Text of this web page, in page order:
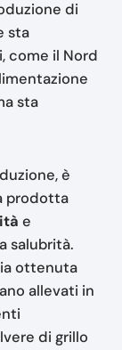
di
sta
come il Nord
sta
è
prodotta
e
salubrità.
ottenuta
allevati in
di grillo